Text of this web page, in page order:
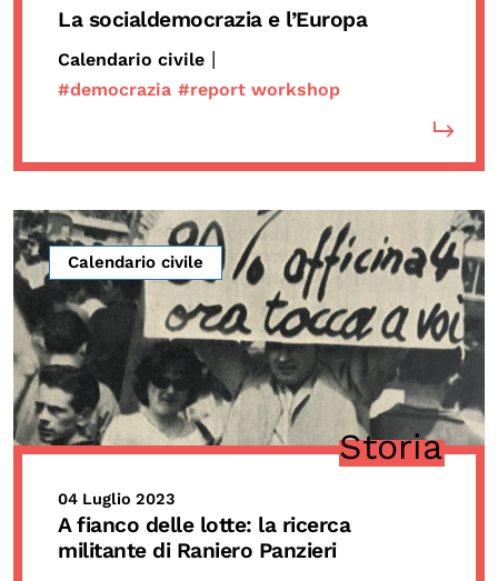
La socialdemocrazia e l’Europa
Calendario civile |
#democrazia #report workshop
Calendario civile
Storia
04 Luglio 2023
A fianco delle lotte: la ricerca
militante di Raniero Panzieri